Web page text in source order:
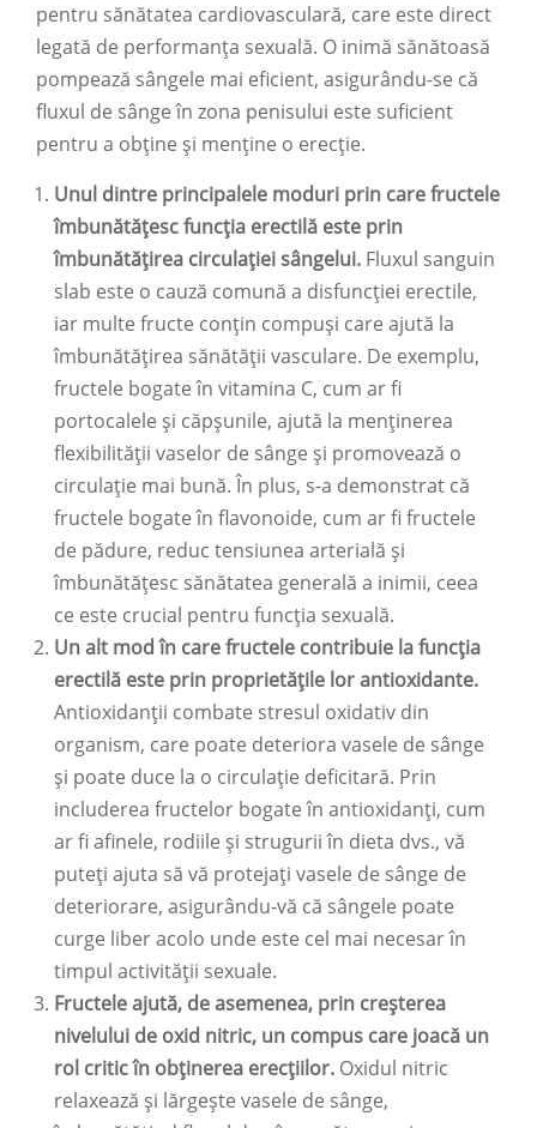
pentru sănătatea cardiovasculară, care este direct
legată de performanța sexuală. O inimă sănătoasă
pompează sângele mai eficient, asigurându-se că
fluxul de sânge în zona penisului este suficient
pentru a obține și menține o erecție.
Unul dintre principalele moduri prin care fructele
îmbunătățesc funcția erectilă este prin
îmbunătățirea circulației sângelui. Fluxul sanguin
slab este o cauză comună a disfuncției erectile,
iar multe fructe conțin compuși care ajută la
îmbunătățirea sănătății vasculare. De exemplu,
fructele bogate în vitamina C, cum ar fi
portocalele și căpșunile, ajută la menținerea
flexibilității vaselor de sânge și promovează o
circulație mai bună. În plus, s-a demonstrat că
fructele bogate în flavonoide, cum ar fi fructele
de pădure, reduc tensiunea arterială și
îmbunătățesc sănătatea generală a inimii, ceea
ce este crucial pentru funcția sexuală.
Un alt mod în care fructele contribuie la funcția
erectilă este prin proprietățile lor antioxidante.
Antioxidanții combate stresul oxidativ din
organism, care poate deteriora vasele de sânge
și poate duce la o circulație deficitară. Prin
includerea fructelor bogate în antioxidanți, cum
ar fi afinele, rodiile și strugurii în dieta dvs., vă
puteți ajuta să vă protejați vasele de sânge de
deteriorare, asigurându-vă că sângele poate
curge liber acolo unde este cel mai necesar în
timpul activității sexuale.
Fructele ajută, de asemenea, prin creșterea
nivelului de oxid nitric, un compus care joacă un
rol critic în obținerea erecțiilor. Oxidul nitric
relaxează și lărgește vasele de sânge,